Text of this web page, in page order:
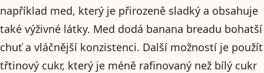
například med, který je přirozeně sladký a obsahuje
také výživné látky. Med dodá banana breadu bohatší
chuť a vláčnější konzistenci. Další možností je použít
třtinový cukr, který je méně rafinovaný než bílý cukr